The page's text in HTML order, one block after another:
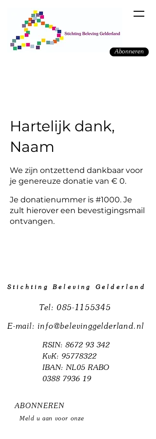
Abonneren
Hartelijk dank,
Naam
We zijn ontzettend dankbaar voor
je genereuze donatie van € 0.
Je donatienummer is #1000. Je
zult hierover een bevestigingsmail
ontvangen.
Stichting Beleving Gelderland
Tel: 085-1155345
E-mail: info@belevinggelderland.nl
RSIN: 8672 93 342
KvK: 95778322
IBAN: NL05 RABO
0388 7936 19
ABONNEREN
​Meld u aan voor onze